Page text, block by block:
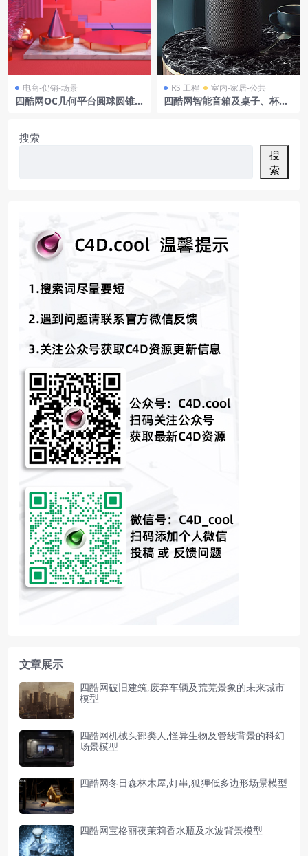
电商-促销-场景
四酷网OC几何平台圆球圆锥体
RS 工程 室内-家居-公共
四酷网智能音箱及桌子、杯
搜索
搜
索
文章展示
四酷网破旧建筑,废弃车辆及荒芜景象的未来城市
模型
四酷网机械头部类人,怪异生物及管线背景的科幻
场景模型
四酷网冬日森林木屋,灯串,狐狸低多边形场景模型
四酷网宝格丽夜茉莉香水瓶及水波背景模型